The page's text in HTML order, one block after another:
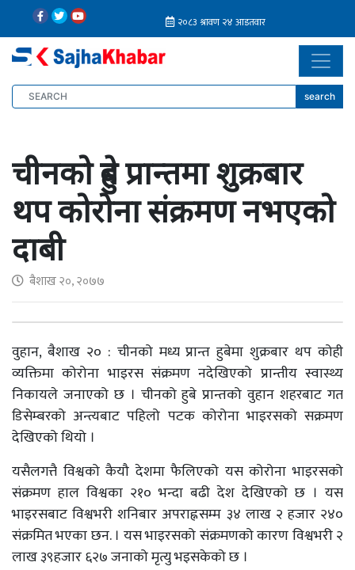
search
चीनको हुबे प्रान्तमा शुक्रबार
थप कोरोना संक्रमण नभएको
दाबी
बैशाख २०, २०७७
वुहान, बैशाख २० : चीनको मध्य प्रान्त हुबेमा शुक्रबार थप कोही
व्यक्तिमा कोरोना भाइरस संक्रमण नदेखिएको प्रान्तीय स्वास्थ्य
निकायले जनाएको छ । चीनको हुबे प्रान्तको वुहान शहरबाट गत
डिसेम्बरको अन्त्यबाट पहिलो पटक कोरोना भाइरसको सक्रमण
देखिएको थियो ।
यसैलगत्तै विश्वको कैयौ देशमा फैलिएको यस कोरोना भाइरसको
संक्रमण हाल विश्वका २१० भन्दा बढी देश देखिएको छ । यस
भाइरसबाट विश्वभरी शनिबार अपराह्नसम्म ३४ लाख २ हजार २४०
संक्रमित भएका छन. । यस भाइरसको संक्रमणको कारण विश्वभरी २
लाख ३९हजार ६२७ जनाको मृत्यु भइसकेको छ ।